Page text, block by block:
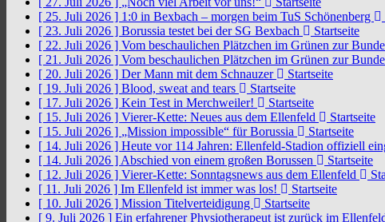
[ 25. Juli 2026 ] 1:0 in Bexbach – morgen beim TuS Schönenberg
[ 23. Juli 2026 ] Borussia testet bei der SG Bexbach
Startseite
[ 22. Juli 2026 ] Vom beschaulichen Plätzchen im Grünen zur
[ 21. Juli 2026 ] Vom beschaulichen Plätzchen im Grünen zur
[ 20. Juli 2026 ] Der Mann mit dem Schnauzer
Startseite
[ 19. Juli 2026 ] Blood, sweat and tears
Startseite
[ 17. Juli 2026 ] Kein Test in Merchweiler!
Startseite
[ 15. Juli 2026 ] Vierer-Kette: Neues aus dem Ellenfeld
Startseite
[ 15. Juli 2026 ] „Mission impossible“ für Borussia
Startseite
[ 14. Juli 2026 ] Heute vor 114 Jahren: Ellenfeld-Stadion offiziell
[ 14. Juli 2026 ] Abschied von einem großen Borussen
Startseite
[ 12. Juli 2026 ] Vierer-Kette: Sonntagsnews aus dem Ellenfeld
[ 11. Juli 2026 ] Im Ellenfeld ist immer was los!
Startseite
[ 10. Juli 2026 ] Mission Titelverteidigung
Startseite
[ 9. Juli 2026 ] Ein erfahrener Physiotherapeut ist zurück im